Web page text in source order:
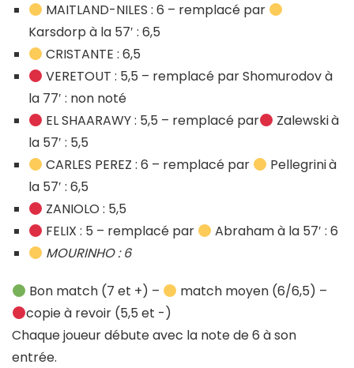
MAITLAND-NILES : 6 – remplacé par
Karsdorp à la 57′ : 6,5
CRISTANTE : 6,5
VERETOUT : 5,5 – remplacé par Shomurodov à
la 77′ : non noté
EL SHAARAWY : 5,5 – remplacé par
Zalewskià
la 57′ : 5,5
CARLES PEREZ : 6 – remplacé par
Pellegrinià
la 57′ : 6,5
ZANIOLO : 5,5
FELIX : 5 – remplacé par
Abraham à la 57′ : 6
MOURINHO : 6
Bon match (7 et +) –
match moyen (6/6,5) –
copie à revoir (5,5 et -)
Chaque joueur débute avec la note de 6 à son
entrée.